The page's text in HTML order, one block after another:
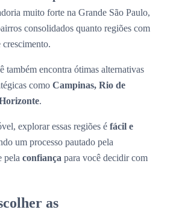
muito forte na Grande São Paulo,
consolidados quanto regiões com
também encontra ótimas alternativas
como Campinas, Rio de
.
explorar essas regiões é fácil e
um processo pautado pela
pela confiança para você decidir com
as